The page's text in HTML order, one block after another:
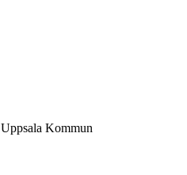
Uppsala Kommun